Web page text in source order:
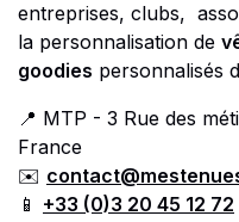
entreprises, clubs,
la personnalisation de
goodies personnalisés
📍 MTP - 3 Rue des
France
✉️
📱 +33 (0)3 20 45 12 72